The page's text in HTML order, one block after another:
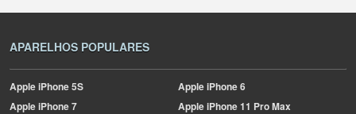
APARELHOS POPULARES
AppleiPhone 5S AppleiPhone 6
AppleiPhone 7 AppleiPhone 11 Pro Max